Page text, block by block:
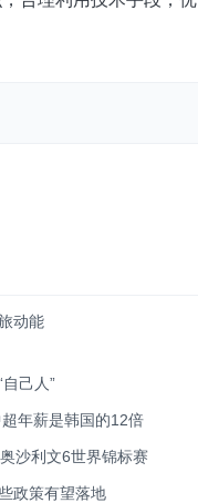
动能
己人”
年薪是韩国的12倍
沙利文6世界锦标赛
政策有望落地